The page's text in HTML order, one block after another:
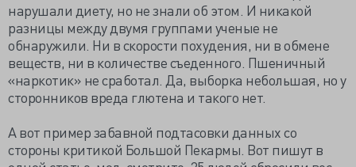
нарушали диету, но не знали об этом. И никакой
разницы между двумя группами ученые не
обнаружили. Ни в скорости похудения, ни в обмене
веществ, ни в количестве съеденного. Пшеничный
«наркотик» не сработал. Да, выборка небольшая, но у
сторонников вреда глютена и такого нет.
А вот пример забавной подтасовки данных со
стороны критикой Большой Пекармы. Вот пишут в